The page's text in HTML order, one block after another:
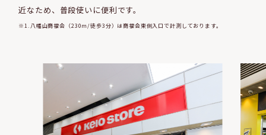
近なため、普段使いに便利です。
※1.八幡山商福会（230ｍ/徒歩3分）は商福会東側入口で計測しております。